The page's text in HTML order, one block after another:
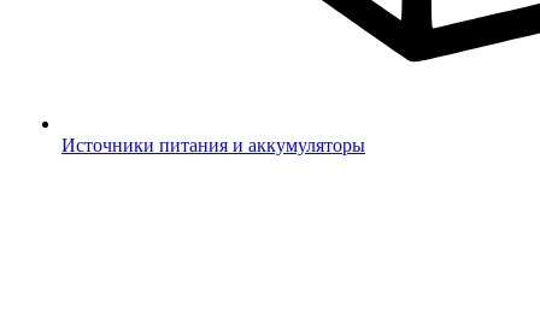
Источники питания и аккумуляторы